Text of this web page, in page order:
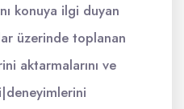
konuya ilgi duyan
üzerinde toplanan
aktarmalarını ve